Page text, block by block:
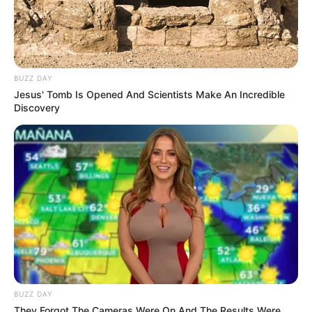
LIHAT ARTIKEL LAINNYA
5 Artis Ini Lahir dengan
Saudara Kembar, Jadi
BUZZ DAY
Jesus' Tomb Is Opened And Scientists Make An Incredible
Discovery
BUZZ DAY